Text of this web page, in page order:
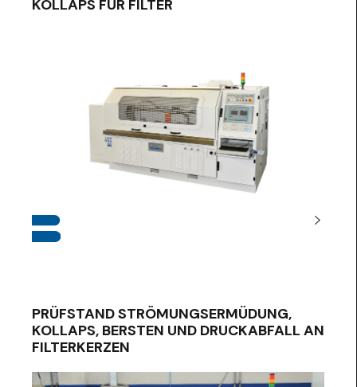
KOLLAPS FÜR FILTER
PRÜFSTAND STRÖMUNGSERMÜDUNG,
KOLLAPS, BERSTEN UND DRUCKABFALL AN
FILTERKERZEN